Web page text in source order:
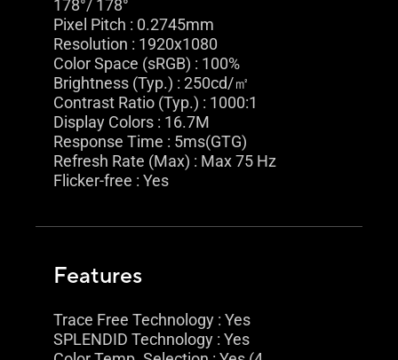
178°/ 178°
Pixel Pitch : 0.2745mm
Resolution : 1920x1080
Color Space (sRGB) : 100%
Brightness (Typ.) : 250cd/㎡
Contrast Ratio (Typ.) : 1000:1
Display Colors : 16.7M
Response Time : 5ms(GTG)
Refresh Rate (Max) : Max 75 Hz
Flicker-free : Yes
Features
Trace Free Technology : Yes
SPLENDID Technology : Yes